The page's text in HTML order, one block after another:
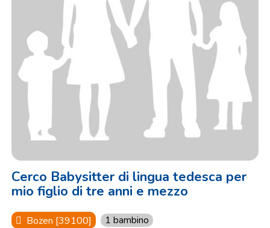
Cerco Babysitter di lingua tedesca per
mio figlio di tre anni e mezzo
Bozen [39100]
1 bambino